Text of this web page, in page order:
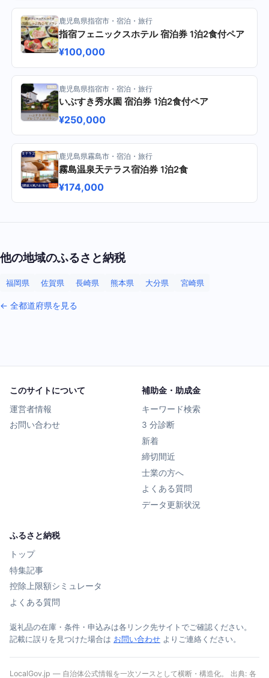
鹿児島県指宿市・宿泊・旅行
指宿フェニックスホテル 宿泊券 1泊2食付ペア
¥100,000
鹿児島県指宿市・宿泊・旅行
いぶすき秀水園 宿泊券 1泊2食付ペア
¥250,000
鹿児島県霧島市・宿泊・旅行
霧島温泉天テラス宿泊券 1泊2食
¥174,000
他の地域のふるさと納税
福岡県 佐賀県 長崎県 熊本県 大分県 宮崎県
← 全都道府県を見る
このサイトについて
運営者情報
お問い合わせ
補助金・助成金
キーワード検索
3 分診断
新着
締切間近
士業の方へ
よくある質問
データ更新状況
ふるさと納税
トップ
特集記事
控除上限額シミュレータ
よくある質問
返礼品の在庫・条件・申込みは各リンク先サイトでご確認ください。
記載に誤りを見つけた場合は お問い合わせ よりご連絡ください。
LocalGov.jp — 自治体公式情報を一次ソースとして横断・構造化。 出典: 各